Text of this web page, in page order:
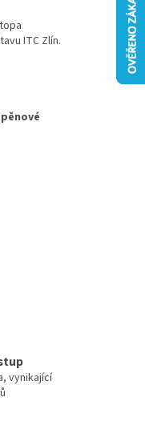
ITC Zlín.
vynikající